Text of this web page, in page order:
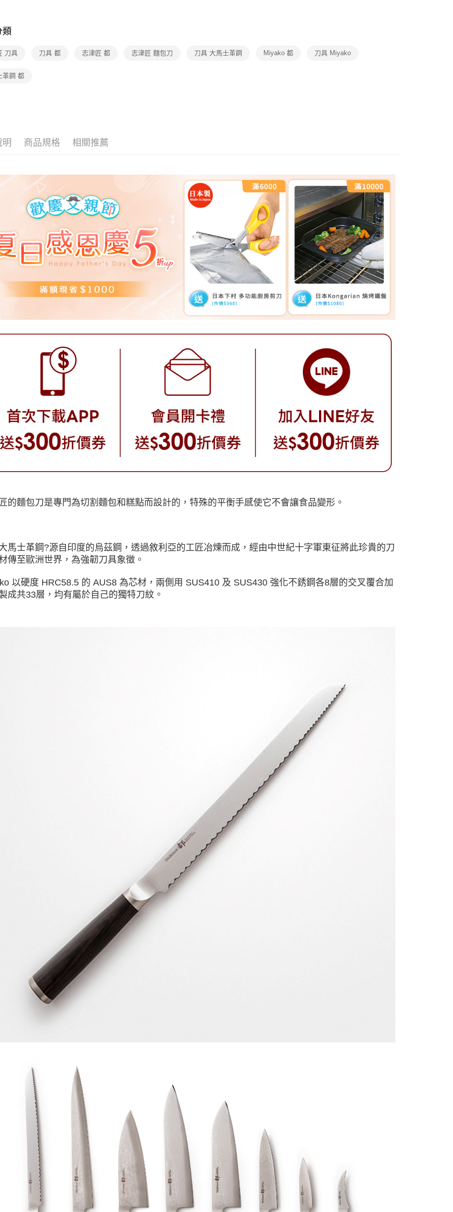
用，由本公司與您本人進行分期帳單所需資料之確認、核對及更正。
類
刀具 刀具 都 志津匠 都 志津匠 麵包刀 刀具 大馬士革鋼 Miyako 都 刀具 Miyako
革鋼 都
明 商品規格 相關推薦
的麵包刀是專門為切割麵包和糕點而設計的，特殊的平衡手感使它不會讓食品變形。
馬士革鋼?源自印度的烏茲鋼，透過敘利亞的工匠冶煉而成，經由中世紀十字軍東征將此珍貴的刀
傳至歐洲世界，為強韌刀具象徵。
以硬度 HRC58.5 的 AUS8 為芯材，兩側用 SUS410 及 SUS430 強化不銹鋼各8層的交叉覆合加
成共33層，均有屬於自己的獨特刀紋。